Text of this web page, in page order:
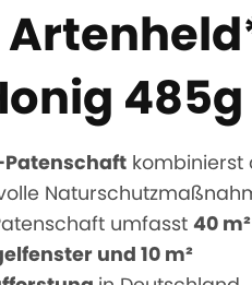
485g
kombinierst
umfasst 40
und 10 m²